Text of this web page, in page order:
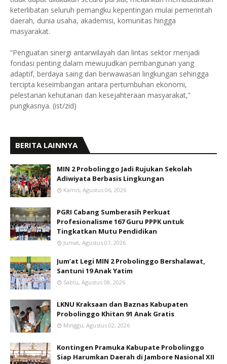
keterlibatan seluruh pemangku kepentingan mulai pemerintah
daerah, dunia usaha, akademisi, komunitas hingga
masyarakat.
“Penguatan sinergi antarwilayah dan lintas sektor menjadi
fondasi penting dalam mewujudkan pembangunan yang
adaptif, berdaya saing dan berwawasan lingkungan sehingga
tercipta keseimbangan antara pertumbuhan ekonomi,
pelestarian kehutanan dan kesejahteraan masyarakat,”
pungkasnya. (ist/zid)
BERITA LAINNYA
MIN 2 Probolinggo Jadi Rujukan Sekolah
Adiwiyata Berbasis Lingkungan
Kamis, Agustus 06, 2026
PGRI Cabang Sumberasih Perkuat
Profesionalisme 167 Guru PPPK untuk
Tingkatkan Mutu Pendidikan
Jumat, Agustus 07, 2026
Jum’at Legi MIN 2 Probolinggo Bershalawat,
Santuni 19 Anak Yatim
Sabtu, Agustus 08, 2026
LKNU Kraksaan dan Baznas Kabupaten
Probolinggo Khitan 91 Anak Gratis
Minggu, Agustus 02, 2026
Kontingen Pramuka Kabupate Probolinggo
Siap Harumkan Daerah di Jambore Nasional XII